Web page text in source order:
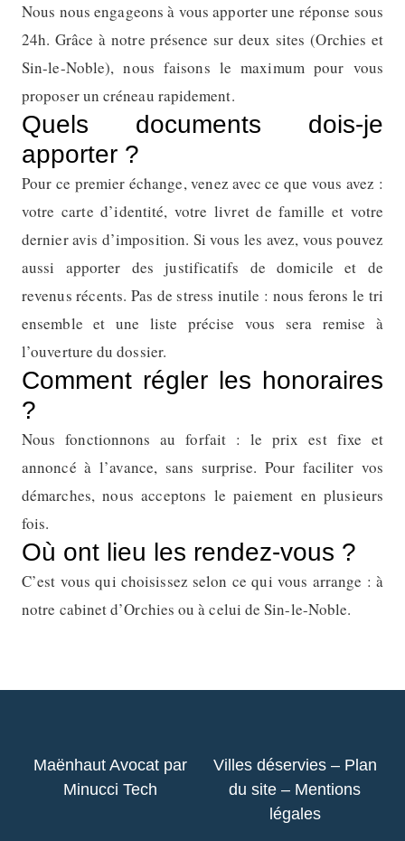
Nous nous engageons à vous apporter une réponse sous
24h. Grâce à notre présence sur deux sites (Orchies et
Sin-le-Noble), nous faisons le maximum pour vous
proposer un créneau rapidement.
Quels documents dois-je
apporter ?
Pour ce premier échange, venez avec ce que vous avez :
votre carte d’identité, votre livret de famille et votre
dernier avis d’imposition. Si vous les avez, vous pouvez
aussi apporter des justificatifs de domicile et de
revenus récents. Pas de stress inutile : nous ferons le tri
ensemble et une liste précise vous sera remise à
l’ouverture du dossier.
Comment régler les honoraires
?
Nous fonctionnons au forfait : le prix est fixe et
annoncé à l’avance, sans surprise. Pour faciliter vos
démarches, nous acceptons le paiement en plusieurs
fois.
Où ont lieu les rendez-vous ?
C’est vous qui choisissez selon ce qui vous arrange : à
notre cabinet d’Orchies ou à celui de Sin-le-Noble.
Maënhaut Avocat par
Minucci Tech
Villes déservies– Plan
du site – Mentions
légales